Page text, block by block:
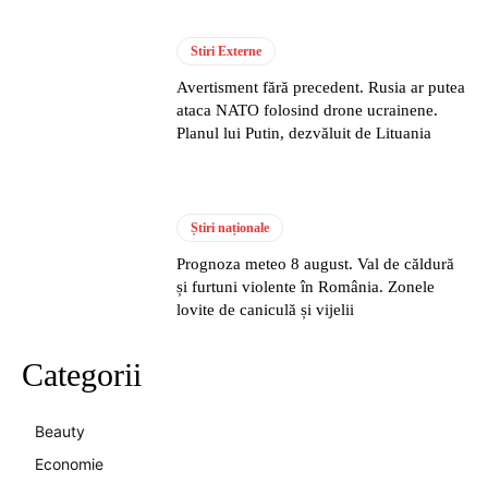
Stiri Externe
Avertisment fără precedent. Rusia ar putea
ataca NATO folosind drone ucrainene.
Planul lui Putin, dezvăluit de Lituania
Știri naționale
Prognoza meteo 8 august. Val de căldură
și furtuni violente în România. Zonele
lovite de caniculă și vijelii
Categorii
Beauty
Economie